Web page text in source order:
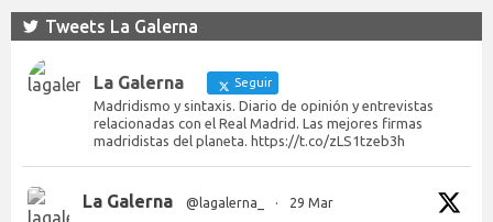
Tweets La Galerna
La Galerna Seguir
Madridismo y sintaxis. Diario de opinión y entrevistas
relacionadas con el Real Madrid. Las mejores firmas
madridistas del planeta. https://t.co/zLS1tzeb3h
La Galerna @lagalerna_ · 29 Mar